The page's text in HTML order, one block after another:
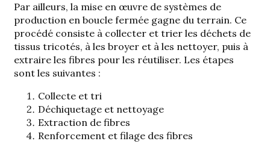
Par ailleurs, la mise en œuvre de systèmes de
production en boucle fermée gagne du terrain. Ce
procédé consiste à collecter et trier les déchets de
tissus tricotés, à les broyer et à les nettoyer, puis à
extraire les fibres pour les réutiliser. Les étapes
sont les suivantes :
Collecte et tri
Déchiquetage et nettoyage
Extraction de fibres
Renforcement et filage des fibres